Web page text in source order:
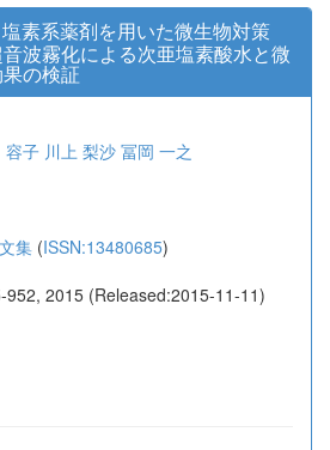
塩素系薬剤を用いた微生物対策
波霧化による次亜塩素酸水と微
の検証
容子 川上 梨沙 冨岡 一之
集 (ISSN:13480685)
2015 (Released:2015-11-11)